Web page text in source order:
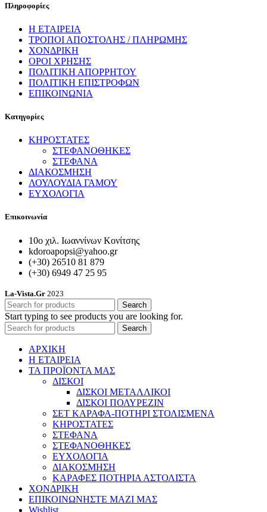
Πληροφορίες
Η ΕΤΑΙΡΕΙΑ
ΤΡΟΠΟΙ ΑΠΟΣΤΟΛΗΣ / ΠΛΗΡΩΜΗΣ
ΧΟΝΔΡΙΚΗ
ΟΡΟΙ ΧΡΗΣΗΣ
ΠΟΛΙΤΙΚΗ ΑΠΟΡΡΗΤΟΥ
ΠΟΛΙΤΙΚΗ ΕΠΙΣΤΡΟΦΩΝ
ΕΠΙΚΟΙΝΩΝΙΑ
Κατηγορίες
ΚΗΡΟΣΤΑΤΕΣ
ΣΤΕΦΑΝΟΘΗΚΕΣ
ΣΤΕΦΑΝΑ
ΔΙΑΚΟΣΜΗΣΗ
ΛΟΥΛΟΥΔΙΑ ΓΑΜΟΥ
ΕΥΧΟΛΟΓΙΑ
Επικοινωνία
10ο χιλ. Ιωαννίνων Κονίτσης
kdoroapopsi@yahoo.gr
(+30) 26510 81 879
(+30) 6949 47 25 95
La-Vista.Gr 2023
Search
Start typing to see products you are looking for.
Search
ΑΡΧΙΚΗ
Η ΕΤΑΙΡΕΙΑ
ΤΑ ΠΡΟΪΟΝΤΑ ΜΑΣ
ΔΙΣΚΟΙ
ΔΙΣΚΟΙ ΜΕΤΑΛΛΙΚΟΙ
ΔΙΣΚΟΙ ΠΟΛΥΡΕΖΙΝ
ΣΕΤ ΚΑΡΑΦΑ-ΠΟΤΗΡΙ ΣΤΟΛΙΣΜΕΝΑ
ΚΗΡΟΣΤΑΤΕΣ
ΣΤΕΦΑΝΑ
ΣΤΕΦΑΝΟΘΗΚΕΣ
ΕΥΧΟΛΟΓΙΑ
ΔΙΑΚΟΣΜΗΣΗ
ΚΑΡΑΦΕΣ ΠΟΤΗΡΙΑ ΑΣΤΟΛΙΣΤΑ
ΧΟΝΔΡΙΚΗ
ΕΠΙΚΟΙΝΩΝΗΣΤΕ ΜΑΖΙ ΜΑΣ
Wishlist